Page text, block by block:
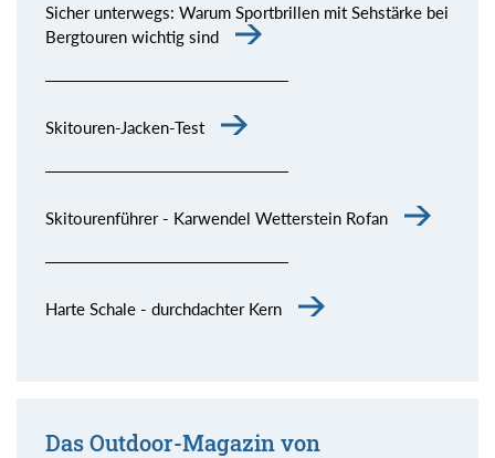
Sicher unterwegs: Warum Sportbrillen mit Sehstärke bei
Bergtouren wichtig sind
Skitouren-Jacken-Test
Skitourenführer - Karwendel Wetterstein Rofan
Harte Schale - durchdachter Kern
Das Outdoor-Magazin von